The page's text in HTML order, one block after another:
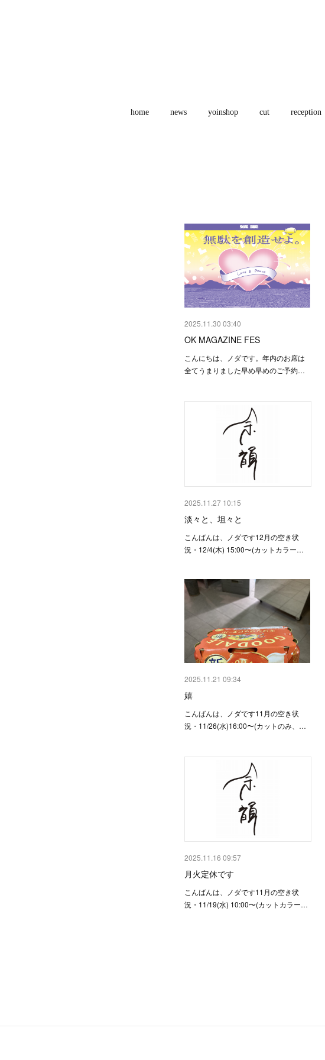
home news yoinshop cut reception
2025.11.30 03:40
OK MAGAZINE FES
こんにちは、ノダです。年内のお席は
全てうまりました早め早めのご予約…
2025.11.27 10:15
淡々と、坦々と
こんばんは、ノダです12月の空き状
況・12/4(木) 15:00〜(カットカラー…
2025.11.21 09:34
嬉
こんばんは、ノダです11月の空き状
況・11/26(水)16:00〜(カットのみ、…
2025.11.16 09:57
月火定休です
こんばんは、ノダです11月の空き状
況・11/19(水) 10:00〜(カットカラー…